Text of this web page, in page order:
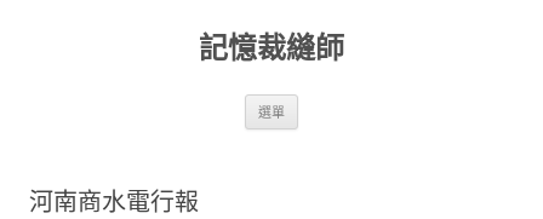
記憶裁縫師
選單
河南商水電行報